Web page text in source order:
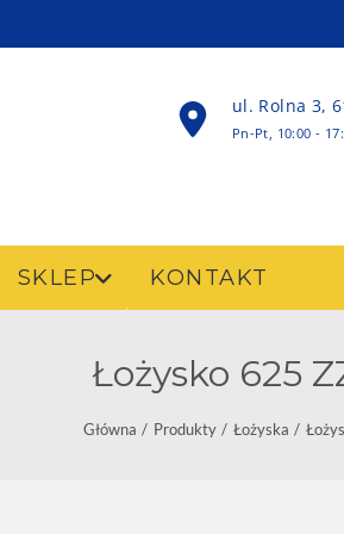
ul. Rolna 3,
Pn-Pt, 10:00 -
SKLEP KONTAKT
Łożysko 625
Główna Produkty Łożyska